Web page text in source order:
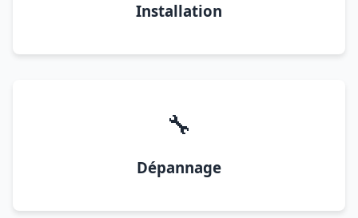
Installation
🔧
Dépannage